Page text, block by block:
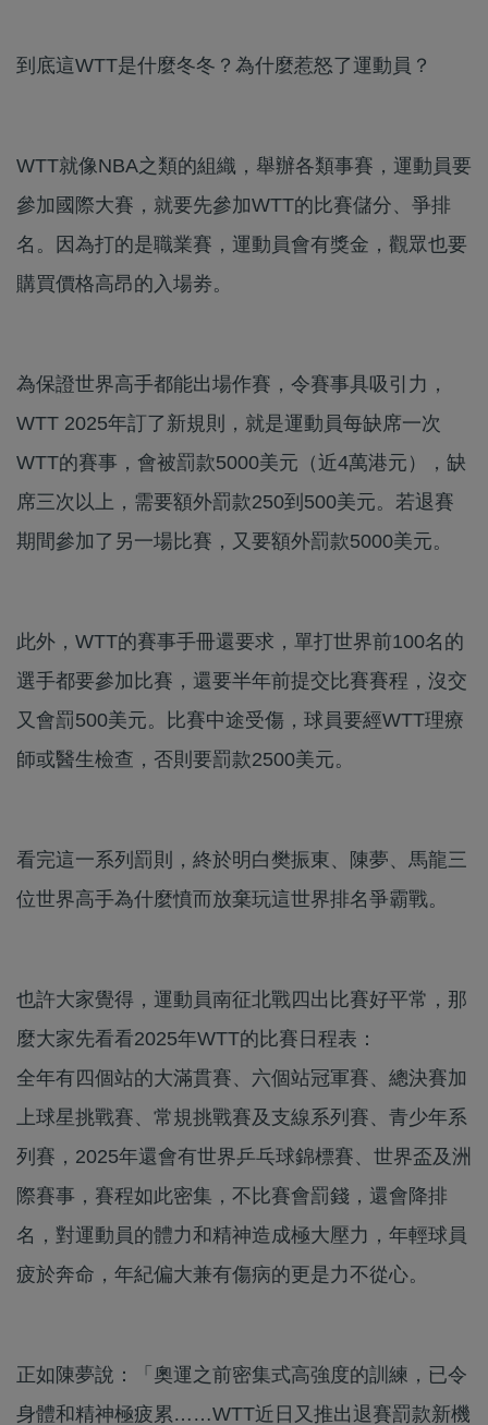
到底這WTT是什麼冬冬？為什麼惹怒了運動員？
WTT就像NBA之類的組織，舉辦各類事賽，運動員要
參加國際大賽，就要先參加WTT的比賽儲分、爭排
名。因為打的是職業賽，運動員會有獎金，觀眾也要
購買價格高昂的入場劵。
為保證世界高手都能出場作賽，令賽事具吸引力，
WTT 2025年訂了新規則，就是運動員每缺席一次
WTT的賽事，會被罰款5000美元（近4萬港元），缺
席三次以上，需要額外罰款250到500美元。若退賽
期間參加了另一場比賽，又要額外罰款5000美元。
此外，WTT的賽事手冊還要求，單打世界前100名的
選手都要參加比賽，還要半年前提交比賽賽程，沒交
又會罰500美元。比賽中途受傷，球員要經WTT理療
師或醫生檢查，否則要罰款2500美元。
看完這一系列罰則，終於明白樊振東、陳夢、馬龍三
位世界高手為什麼憤而放棄玩這世界排名爭霸戰。
也許大家覺得，運動員南征北戰四出比賽好平常，那
麼大家先看看2025年WTT的比賽日程表：
全年有四個站的大滿貫賽、六個站冠軍賽、總決賽加
上球星挑戰賽、常規挑戰賽及支線系列賽、青少年系
列賽，2025年還會有世界乒乓球錦標賽、世界盃及洲
際賽事，賽程如此密集，不比賽會罰錢，還會降排
名，對運動員的體力和精神造成極大壓力，年輕球員
疲於奔命，年紀偏大兼有傷病的更是力不從心。
正如陳夢說：「奧運之前密集式高強度的訓練，已令
身體和精神極疲累……WTT近日又推出退賽罰款新機